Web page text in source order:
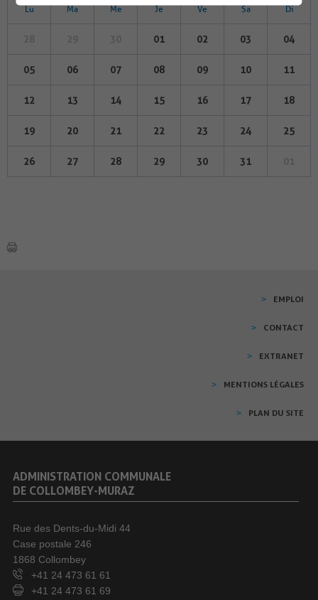
Lu Ma Me Je Ve Sa Di
01 02 03 04
05 06 07 08 09 10 11
12 13 14 15 16 17 18
19 20 21 22 23 24 25
26 27 28 29 30 31
EMPLOI
CONTACT
EXTRANET
MENTIONS LÉGALES
PLAN DU SITE
ADMINISTRATION COMMUNALE
DE COLLOMBEY-MURAZ
Rue des Dents-du-Midi 44
Case postale 246
1868 Collombey
+41 24 473 61 61
+41 24 473 61 69